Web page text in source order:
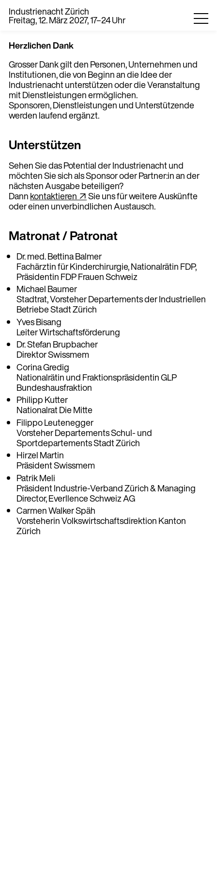
Industrienacht Zürich
Freitag, 12. März 2027, 17–24 Uhr
0
EN DE
Herzlichen Dank
Grosser Dank gilt den Personen, Unternehmen und
Institutionen, die von Beginn an die Idee der
Industrienacht unterstützen oder die Veranstaltung
mit Dienstleistungen ermöglichen.
Sponsoren, Dienstleistungen und Unterstützende
werden laufend ergänzt.
Unterstützen
Sehen Sie das Potential der Industrienacht und
möchten Sie sich als Sponsor oder Partner:in an der
nächsten Ausgabe beteiligen?
Dannkontaktieren ↗Sie uns für weitere Auskünfte
oder einen unverbindlichen Austausch.
Matronat / Patronat
Dr. med. Bettina Balmer
Fachärztin für Kinderchirurgie, Nationalrätin FDP,
Präsidentin FDP Frauen Schweiz
Michael Baumer
Stadtrat, Vorsteher Departements der Industriellen
Betriebe Stadt Zürich
Yves Bisang
Leiter Wirtschaftsförderung
Dr. Stefan Brupbacher
Direktor Swissmem
Corina Gredig
Nationalrätin und Fraktionspräsidentin GLP
Bundeshausfraktion
Philipp Kutter
Nationalrat Die Mitte
Filippo Leutenegger
Vorsteher Departements Schul- und
Sportdepartements Stadt Zürich
Hirzel Martin
Präsident Swissmem
Patrik Meli
Präsident Industrie-Verband Zürich & Managing
Director, Everllence Schweiz AG
Carmen Walker Späh
Vorsteherin Volkswirtschaftsdirektion Kanton
Zürich